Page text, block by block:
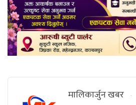
मालिकार्जुन खबर